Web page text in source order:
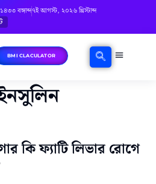
বঙ্গাব্দ৭ই আগস্ট, ২০২৬ খ্রিস্টাব্দ
BMI CLACULATOR
কি ফ্যাটি লিভার রোগে